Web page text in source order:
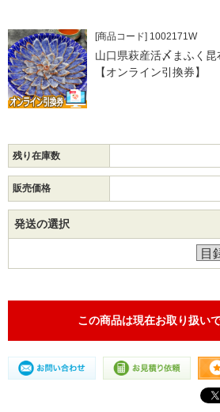
[商品コード] 1002171W
山口県萩産活〆まふく昆
【オンライン引換券】
残り在庫数
販売価格
発送の選択
この商品は現在お取り扱い